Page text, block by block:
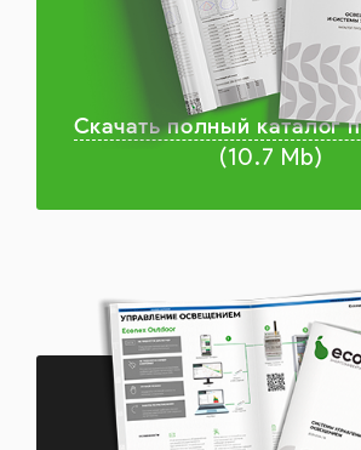
Скачать полный каталог
(10.7 Mb)